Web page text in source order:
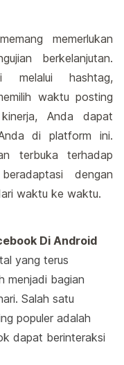
memerlukan
berkelanjutan.
melalui hashtag,
waktu posting
Anda dapat
di platform ini.
terbuka terhadap
dengan
waktu ke waktu.
Di Android
yang terus
menjadi bagian
Salah satu
populer adalah
dapat berinteraksi